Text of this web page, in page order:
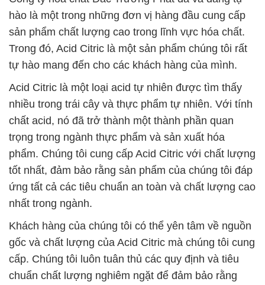
Acid Citric là một loại acid tự nhiên được tìm thấy
nhiều trong trái cây và thực phẩm tự nhiên. Với tính
chất acid, nó đã trở thành một thành phần quan
trọng trong ngành thực phẩm và sản xuất hóa
phẩm. Chúng tôi cung cấp Acid Citric với chất lượng
tốt nhất, đảm bảo rằng sản phẩm của chúng tôi đáp
ứng tất cả các tiêu chuẩn an toàn và chất lượng cao
nhất trong ngành.
Khách hàng của chúng tôi có thể yên tâm về nguồn
gốc và chất lượng của Acid Citric mà chúng tôi cung
cấp. Chúng tôi luôn tuân thủ các quy định và tiêu
chuẩn chất lượng nghiêm ngặt để đảm bảo rằng
sản phẩm của chúng tôi luôn đáp ứng được nhu
cầu và mong muốn của quý khách hàng.
Đắc Trường Phát luôn đặt sứ mệnh “Đem Đến Hóa
Chất Uy Tín Cho Bạn” lên hàng đầu. Chúng tôi cam